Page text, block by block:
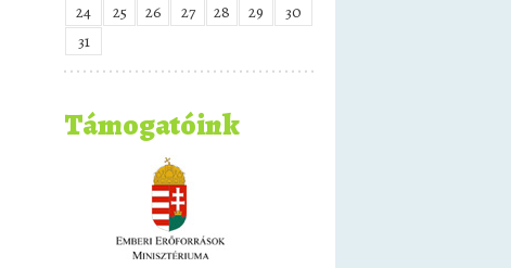
24
25 26 27 28 29
30
31
Támogatóink